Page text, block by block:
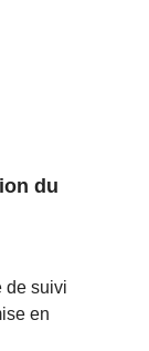
du
de suivi
en